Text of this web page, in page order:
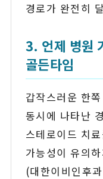
경로가 완전히
3. 언제 병원
골든타임
갑작스러운 한
동시에 나타난
스테로이드 치
가능성이 유의
(대한이비인후